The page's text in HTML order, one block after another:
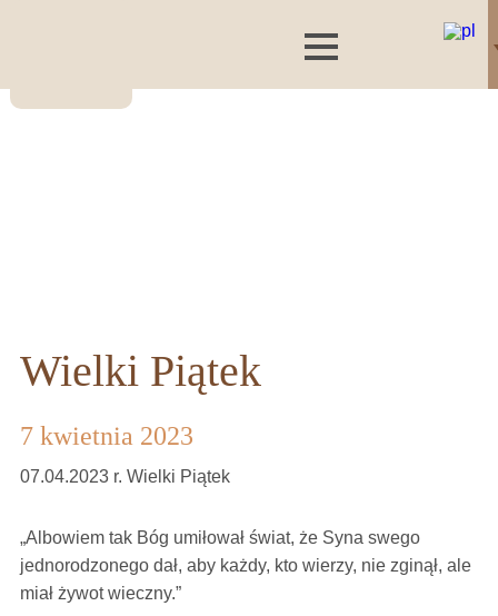
Wielki Piątek
7 kwietnia 2023
07.04.2023 r. Wielki Piątek
„Albowiem tak Bóg umiłował świat, że Syna swego
jednorodzonego dał, aby każdy, kto wierzy, nie zginął, ale
miał żywot wieczny.”